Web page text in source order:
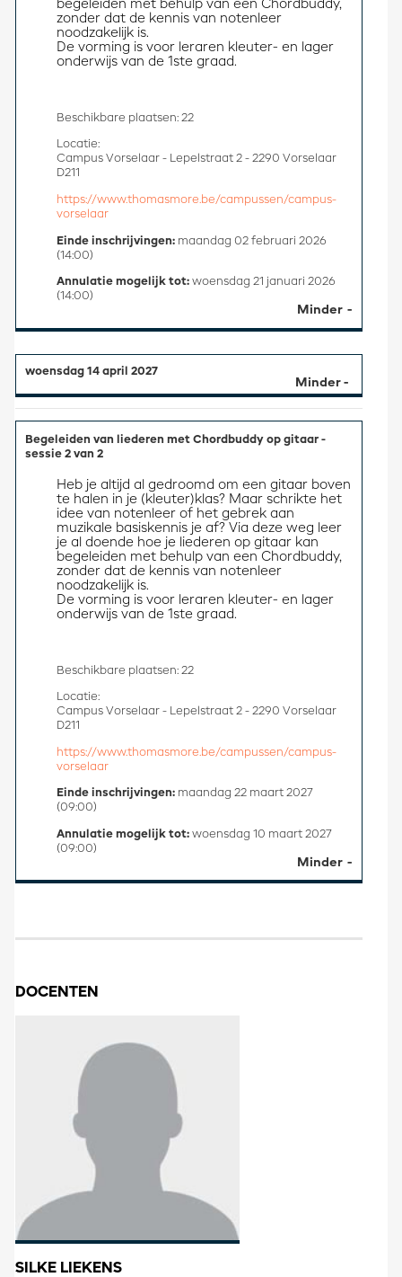
Minder
begeleiden met behulp van een Chordbuddy,
zonder dat de kennis van notenleer
noodzakelijk is.
De vorming is voor leraren kleuter- en lager
onderwijs van de 1ste graad.
Beschikbare plaatsen: 22
Locatie:
Campus Vorselaar - Lepelstraat 2 - 2290 Vorselaar
D211
https://www.thomasmore.be/campussen/campus-
vorselaar
Einde inschrijvingen: maandag 02 februari 2026
(14:00)
Annulatie mogelijk tot: woensdag 21 januari 2026
(14:00)
woensdag 14 april 2027
Begeleiden van liederen met Chordbuddy op gitaar -
sessie 2 van 2
Minder
Heb je altijd al gedroomd om een gitaar boven
te halen in je (kleuter)klas? Maar schrikte het
idee van notenleer of het gebrek aan
muzikale basiskennis je af? Via deze weg leer
je al doende hoe je liederen op gitaar kan
begeleiden met behulp van een Chordbuddy,
zonder dat de kennis van notenleer
noodzakelijk is.
De vorming is voor leraren kleuter- en lager
onderwijs van de 1ste graad.
Beschikbare plaatsen: 22
Locatie:
Campus Vorselaar - Lepelstraat 2 - 2290 Vorselaar
D211
https://www.thomasmore.be/campussen/campus-
vorselaar
Einde inschrijvingen: maandag 22 maart 2027
(09:00)
Annulatie mogelijk tot: woensdag 10 maart 2027
(09:00)
DOCENTEN
SILKE LIEKENS